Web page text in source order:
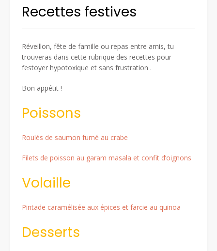
Recettes festives
Réveillon, fête de famille ou repas entre amis, tu
trouveras dans cette rubrique des recettes pour
festoyer hypotoxique et sans frustration .
Bon appétit !
Poissons
Roulés de saumon fumé au crabe
Filets de poisson au garam masala et confit d’oignons
Volaille
Pintade caramélisée aux épices et farcie au quinoa
Desserts